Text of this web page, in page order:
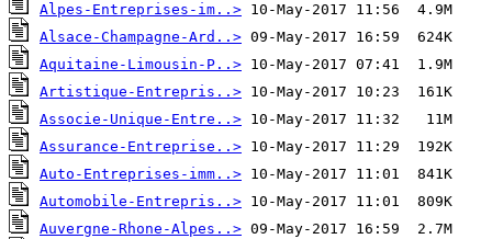
Alpes-Entreprises-im..>
Alsace-Champagne-Ard..>
Aquitaine-Limousin-P..>
Artistique-Entrepris..>
Associe-Unique-Entre..>
Assurance-Entreprise..>
Auto-Entreprises-imm..>
Automobile-Entrepris..>
Auvergne-Rhone-Alpes..>